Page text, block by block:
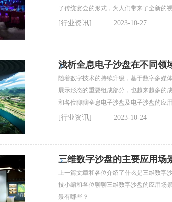
了传统宴会的形式，为人们带来了全新的
息沉浸式光影宴会厅，希望对您有所帮助！
[行业资讯] 2023-10-27
浅析全息电子沙盘在不同领
随着数字技术的持续升级，基于数字多媒
展示形态的重要组成部分，也越来越多的
和各位聊聊全息电子沙盘及电子沙盘的应
[行业资讯] 2023-10-24
三维数字沙盘的主要应用场
上一篇文章和各位介绍了什么是三维数
技小编和各位聊聊三维数字沙盘的应用场景，希望对您有所
景有哪些？